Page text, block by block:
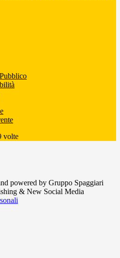
volte
powered by Gruppo Spaggiari
& New Social Media